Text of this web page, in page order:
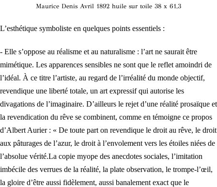
Maurice Denis Avril 1892 huile sur toile 38 x 61,3
L’esthétique symboliste en quelques points essentiels :
- Elle s’oppose au réalisme et au naturalisme : l’art ne saurait être
mimétique. Les apparences sensibles ne sont que le reflet amoindri de
l’idéal. À ce titre l’artiste, au regard de l’irréalité du monde objectif,
revendique une liberté totale, un art expressif qui autorise les
divagations de l’imaginaire. D’ailleurs le rejet d’une réalité prosaïque et
la revendication du rêve se combinent, comme en témoigne ce propos
d’Albert Aurier : « De toute part on revendique le droit au rêve, le droit
aux pâturages de l’azur, le droit à l’envolement vers les étoiles niées de
l’absolue vérité.La copie myope des anecdotes sociales, l’imitation
imbécile des verrues de la réalité, la plate observation, le trompe-l’œil,
la gloire d’être aussi fidèlement, aussi banalement exact que le